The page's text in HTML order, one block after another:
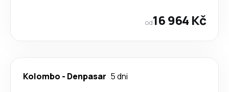
od16 964 Kč
Kolombo - Denpasar 5 dni